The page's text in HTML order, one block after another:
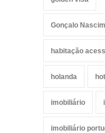
Gonçalo
habitação
holanda
imobiliário
imobiliário